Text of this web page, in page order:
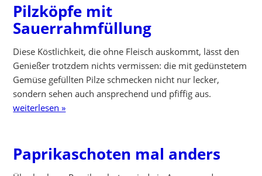
Pilzköpfe mit
Sauerrahmfüllung
Diese Köstlichkeit, die ohne Fleisch auskommt, lässt den
Genießer trotzdem nichts vermissen: die mit gedünstetem
Gemüse gefüllten Pilze schmecken nicht nur lecker,
sondern sehen auch ansprechend und pfiffig aus.
weiterlesen »
Paprikaschoten mal anders